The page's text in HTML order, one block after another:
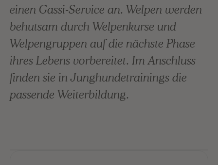
einen Gassi-Service an. Welpen werden
behutsam durch Welpenkurse und
Welpengruppen auf die nächste Phase
ihres Lebens vorbereitet. Im Anschluss
finden sie in Junghundetrainings die
passende Weiterbildung.